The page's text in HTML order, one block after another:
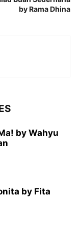
by Rama Dhina
by Wahyu
by Fita